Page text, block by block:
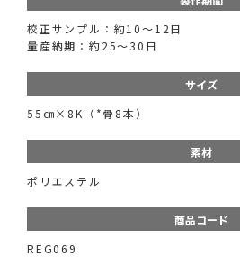
校正サンプル：約10～12日
量産納期：約25～30日
サイズ
55㎝×8K（*骨8本）
素材
ポリエステル
商品コード
REG069